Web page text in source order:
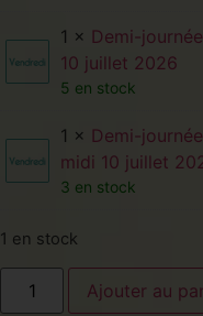
1 × Demi-
10 juillet 2026
5 en stock
1 × Demi-
midi 10 juillet
3 en stock
1 en stock
Ajouter au